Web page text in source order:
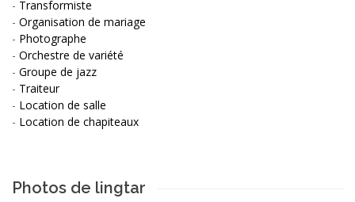
- Transformiste
- Organisation de mariage
- Photographe
- Orchestre de variété
- Groupe de jazz
- Traiteur
- Location de salle
- Location de chapiteaux
Photos de lingtar